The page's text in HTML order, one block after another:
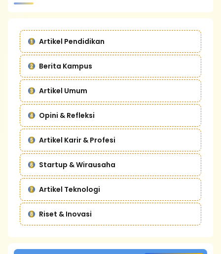
Artikel Pendidikan
Berita Kampus
Artikel Umum
Opini & Refleksi
Artikel Karir & Profesi
Startup & Wirausaha
Artikel Teknologi
Riset & Inovasi